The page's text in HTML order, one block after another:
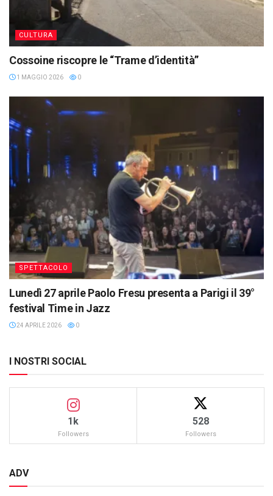
CULTURA
Cossoine riscopre le “Trame d’identità”
1 MAGGIO 2026 0
SPETTACOLO
Lunedì 27 aprile Paolo Fresu presenta a Parigi il 39°
festival Time in Jazz
24 APRILE 2026 0
I NOSTRI SOCIAL
1k
Followers
528
Followers
ADV